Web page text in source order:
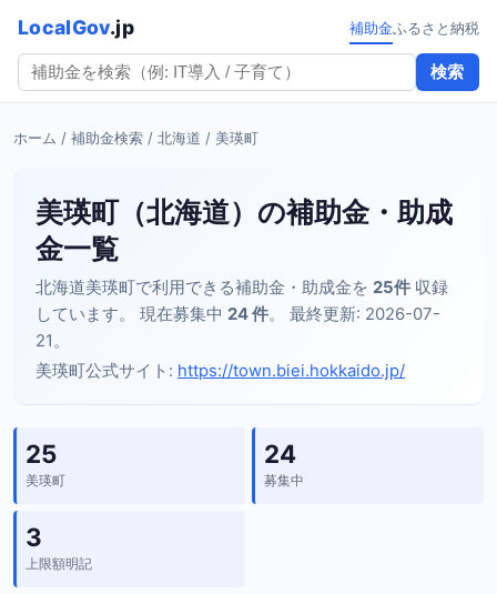
LocalGov.jp
検索
補助金ふるさと納税
ホーム / 補助金検索 / 北海道 / 美瑛町
美瑛町（北海道）の補助金・助成
金一覧
北海道美瑛町で利用できる補助金・助成金を 25件 収録
しています。 現在募集中 24 件。 最終更新: 2026-07-
21。
美瑛町公式サイト: https://town.biei.hokkaido.jp/
25
美瑛町
24
募集中
3
上限額明記